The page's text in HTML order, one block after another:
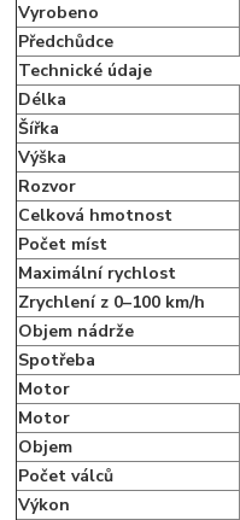
Vyrobeno
Předchůdce
Technické údaje
Délka
Šířka
Výška
Rozvor
Celková hmotnost
Počet míst
Maximální rychlost
Zrychlení z 0–100 km/h
Objem nádrže
Spotřeba
Motor
Motor
Objem
Počet válců
Výkon